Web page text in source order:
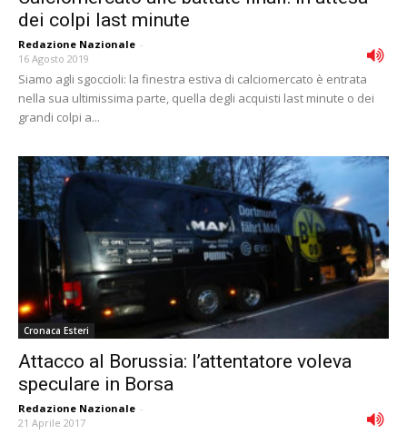
dei colpi last minute
Redazione Nazionale -
16 Agosto 2019
Siamo agli sgoccioli: la finestra estiva di calciomercato è entrata
nella sua ultimissima parte, quella degli acquisti last minute o dei
grandi colpi a...
Cronaca Esteri
Attacco al Borussia: l’attentatore voleva
speculare in Borsa
Redazione Nazionale -
21 Aprile 2017